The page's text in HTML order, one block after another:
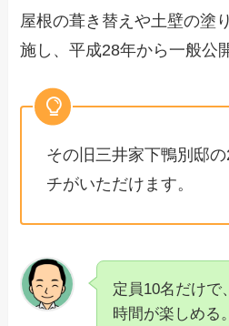
屋根の葺き替えや土壁の塗
施し、平成28年から一般公
その旧三井家下鴨別邸
チがいただけます。
定員10名だけで
時間が楽しめる。